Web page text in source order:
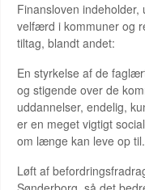
Finansloven
velfærd i kommuner og
tiltag, blandt andet:
En styrkelse af de
og stigende over de
uddannelser, endelig,
er en meget vigtigt
om længe kan leve op til.
Løft af